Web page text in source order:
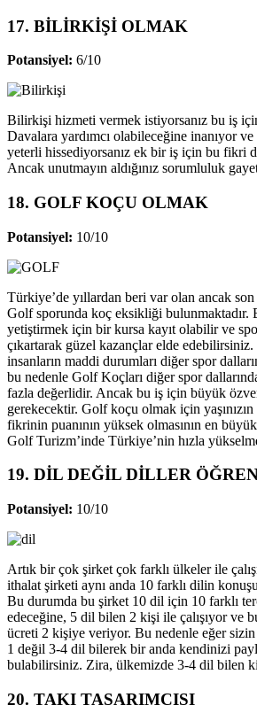
17. BİLİRKİŞİ OLMAK
Potansiyel: 6/10
Bilirkişi hizmeti vermek istiyorsanız bu iş
Davalara yardımcı olabileceğine inanıyor
yeterli hissediyorsanız ek bir iş için bu fikri
Ancak unutmayın aldığınız sorumluluk
18. GOLF KOÇU OLMAK
Potansiyel: 10/10
Türkiye’de yıllardan beri var olan ancak
Golf sporunda koç eksikliği bulunmaktadır.
yetiştirmek için bir kursa kayıt olabilir ve
çıkartarak güzel kazançlar elde
insanların maddi durumları diğer spor
bu nedenle Golf Koçları diğer spor
fazla değerlidir. Ancak bu iş için büyük
gerekecektir. Golf koçu olmak için
fikrinin puanının yüksek olmasının en
Golf Turizm’inde Türkiye’nin hızla
19. DİL DEĞİL DİLLER
Potansiyel: 10/10
Artık bir çok şirket çok farklı ülkeler ile
ithalat şirketi aynı anda 10 farklı dilin
Bu durumda bu şirket 10 dil için 10 farklı
edeceğine, 5 dil bilen 2 kişi ile çalışıyor ve
ücreti 2 kişiye veriyor. Bu nedenle eğer sizin
1 değil 3-4 dil bilerek bir anda kendinizi
bulabilirsiniz. Zira, ülkemizde 3-4 dil bilen
20. TAKI TASARIMCISI